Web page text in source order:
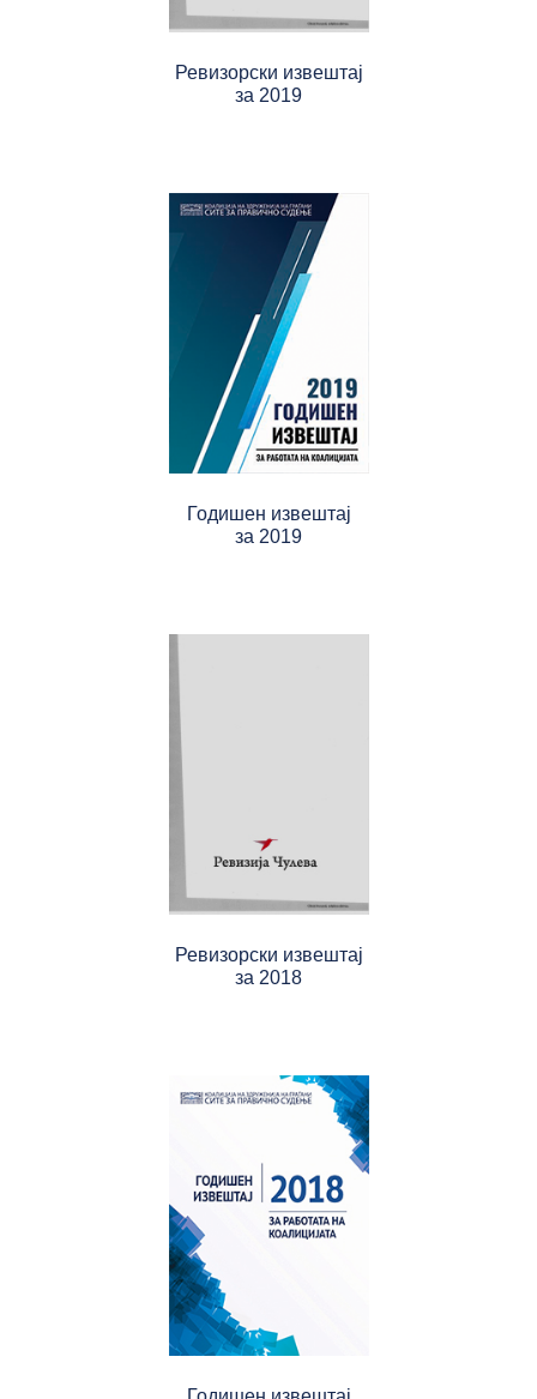
Ревизорски извештај
за 2019
Годишен извештај
за 2019
Ревизорски извештај
за 2018